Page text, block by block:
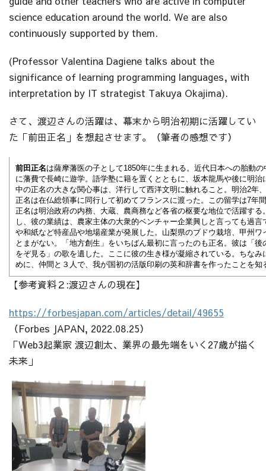
science education around the world. We are also
continuously supported by them.
(Professor Valentina Dagiene talks about the
significance of learning programming languages, with
interpretation by IT strategist Takuya Okajima).
さて、渡辺さんの活躍は、幕末から明治初期に活躍してい
た「前田正名」を想起させます。（筆者の感想です）
前田正名は薩摩藩医の子として1850年に生まれる。近代日本への胎動
に藩費で長崎に遊学。語学塾に籍を置くとともに、坂本龍馬や後に明
中の正名の大きな関心事は、洋行して西洋文明に触れること。明治2年
正名は在仏総領事に同行して初めてフランスに渡った。この留学は7年
正名は明治政府の内務、大蔵、農商務など各省の枢要な地位で活躍す
し、彼の業績は、農家主体の大衆的ベンチャー企業興しと言っても過
や和紙など特産品や地場産業が発展した。山梨県のブドウ栽培、甲州
とまがない。「地方創生」をいちばん最初に言ったのも正名。彼は「
をぞ見る」の歌を遺した。ここに彼の生き様が凝縮されている。ちな
めに、仲間と３人で、我が国初の活版印刷の英和辞書を作ったことを知
【参考資料２:渡辺さんの現在】
https://forbesjapan.com/articles/detail/49655
（Forbes JAPAN, 2022.08.25）
「Web3起業家 渡辺創太、業界の最先端をいく27歳が描く
未来」